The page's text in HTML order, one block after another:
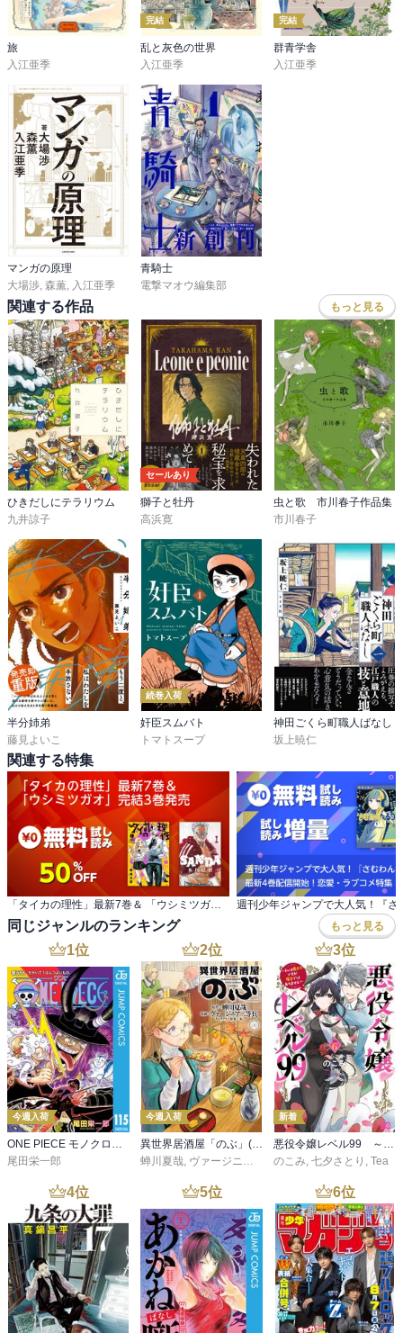
かった心の傷かな。
今まで三知嵩はただのサイコパスなのかなって思っていたけど幼少
期の何かが人格を破綻させてしまったのかもしれない。母親から執
拗に無視されている場面では本当に可哀そう。ただ母親がそこに至
った経緯が三知嵩の異常さを恐れてないものとしてしまった可能性
もあってネグレクトが先なのか、もともとサイコパスだったことが
原因なのか現段階ではわかりかねる。お兄ちゃんの慧と外見が全く
違うし例えばレイプされて出来ちゃった子供とか？何か三知嵩の出
生にも大きな謎がありそう。
7巻では一旦日本に戻って、三知嵩の過去を幼馴染の清と一緒に探
る。慧(見た目のカッコよさでみんなが寄ってくる)とは違った意味の
人たらしの清(無害な外見だけど人柄や特技もありみんなの人気者)が
良いスパイスになってコミカルな部分もあり、謎を追うミステリア
スな部分もありとても面白かった。不穏な部分が多いものの、今後
のどうなっていくのか楽しみ。
旅
入江亜季
完結
乱と灰色の世界
入江亜季
完結
群青学舎
入江亜季
マンガの原理
大場渉 森薫 入江亜季
青騎士
電撃マオウ編集部
関連する作品 もっと見る
ひきだしにテラリウム
九井諒子
セールあり
獅子と牡丹
高浜寛
虫と歌 市川春子作品集
市川春子
半分姉弟
藤見よいこ
続巻入荷
奸臣スムバト
トマトスープ
神田ごくら町職人ばなし
坂上暁仁
関連する特集
同じジャンルのランキング もっと見る
1位
今週入荷
ONE PIECE モノクロ版 115
尾田栄一郎
2位
今週入荷
異世界居酒屋「のぶ」(22)
蝉川夏哉, ヴァージニア二等兵 ,転
3位
新着
悪役令嬢レベル99 ～私は裏ボスですが魔王ではありません～ その６
のこみ, 七夕さとり , Tea
4位 5位 6位